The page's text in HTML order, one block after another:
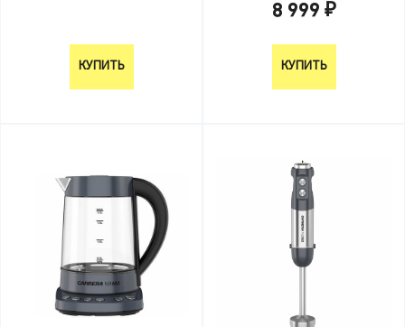
КУПИТЬ
8 999 ₽
КУПИТЬ